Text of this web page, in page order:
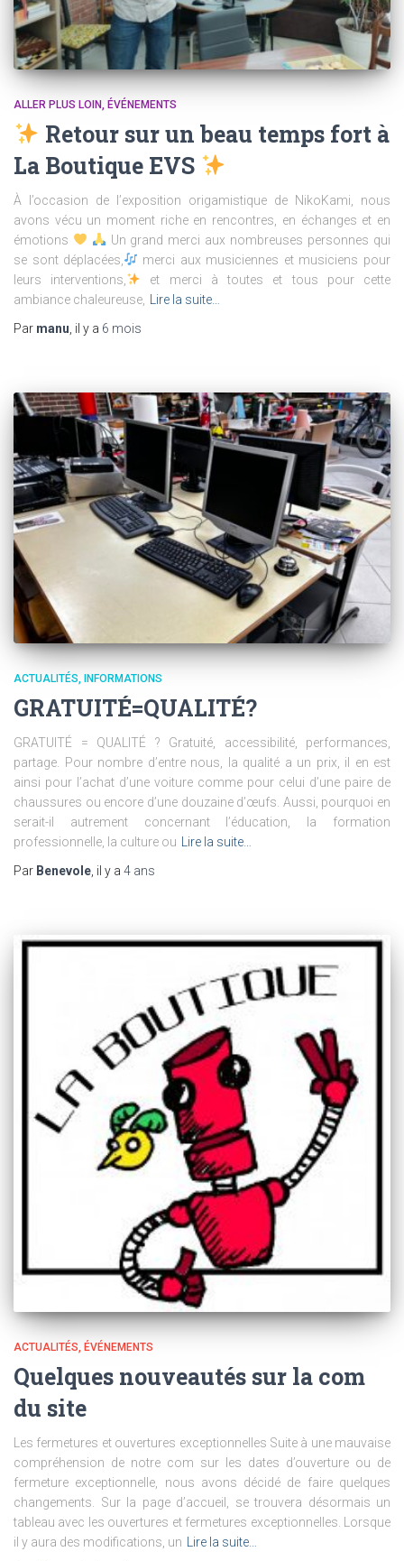
ALLER PLUS LOIN ÉVÉNEMENTS
Retour sur un beau temps fort à
La Boutique EVS
À l’occasion de l’exposition origamistique de NikoKami, nous
avons vécu un moment riche en rencontres, en échanges et en
émotions
Un grand merci aux nombreuses personnes qui
se sont déplacées,
merci aux musiciennes et musiciens pour
leurs interventions,
et merci à toutes et tous pour cette
ambiance chaleureuse,
Lire la suite…
Par manu , il y a 6 mois
ACTUALITÉS INFORMATIONS
GRATUITÉ=QUALITÉ?
GRATUITÉ = QUALITÉ ? Gratuité, accessibilité, performances,
partage. Pour nombre d’entre nous, la qualité a un prix, il en est
ainsi pour l’achat d’une voiture comme pour celui d’une paire de
chaussures ou encore d’une douzaine d’œufs. Aussi, pourquoi en
serait-il autrement concernant l’éducation, la formation
professionnelle, la culture ou Lire la suite…
Par Benevole, il y a 4 ans
ACTUALITÉS ÉVÉNEMENTS
Quelques nouveautés sur la com
du site
Les fermetures et ouvertures exceptionnelles Suite à une mauvaise
compréhension de notre com sur les dates d’ouverture ou de
fermeture exceptionnelle, nous avons décidé de faire quelques
changements. Sur la page d’accueil, se trouvera désormais un
tableau avec les ouvertures et fermetures exceptionnelles. Lorsque
il y aura des modifications, un Lire la suite…